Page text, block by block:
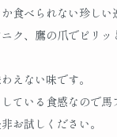
食べられない珍しい
ク、鷹の爪でピリッ
えない味です。
ている食感なので馬
お試しください。